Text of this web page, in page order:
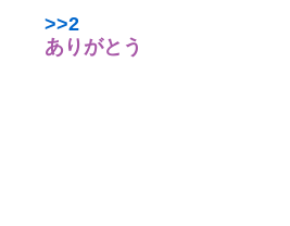
>>2
ありがとう